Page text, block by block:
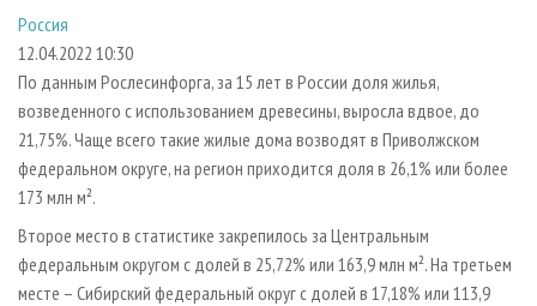
СУШКА ДРЕВЕСИНЫ
ПРОИЗВОДСТВО ДРЕВЕСНЫХ ПЛИТ
ДЕРЕВЯННОЕ ДОМОСТРОЕНИЕ
ПРОИЗВОДСТВО МЕБЕЛИ
БИОЭНЕРГЕТИКА
ЦБП
ИНСТРУМЕНТ И МАТЕРИАЛЫ
ПЕРСОНЫ
МОБИЛЬНЫЕ ВЫСТАВКИ
ОФИЦИАЛЬНЫЕ ДЕЛЕГАЦИИ
ПРИОРИТЕТНЫЕ ИНВЕСТПРОЕКТЫ
RUSSIAN FORESTRY REVIEW
ГАЗЕТА ЛЕСПРОМФОРУМ
БИБЛИОТЕКА СПЕЦИАЛИСТА
КОНТАКТЫ
РЕКЛАМОДАТЕЛЯМ
РЕКЛАМА
РЕКЛАМА НА САЙТЕ
Россия
12.04.2022 10:30
По данным Рослесинфорга, за 15 лет в России доля жилья,
возведенного с использованием древесины, выросла вдвое, до
21,75%. Чаще всего такие жилые дома возводят в Приволжском
федеральном округе, на регион приходится доля в 26,1% или более
173 млн м².
Второе место в статистике закрепилось за Центральным
федеральным округом с долей в 25,72% или 163,9 млн м². На третьем
месте – Сибирский федеральный округ с долей в 17,18% или 113,9